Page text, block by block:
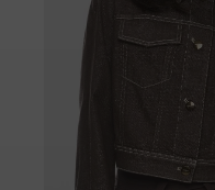
Nie czyścić
Symbol modelu: